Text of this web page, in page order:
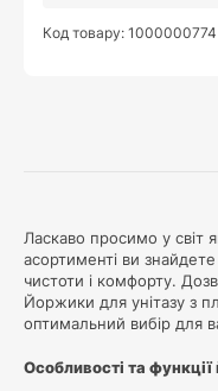
Ласкаво просимо у світ
асортименті ви
чистоти і комфорту.
Йоржики для унітазу з
оптимальний вибір для
Особливості та
Код товару: 1000000774